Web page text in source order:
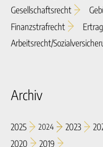
Gesellschaftsrecht
Finanzstrafrecht
Arbeitsrecht/
Archiv
2025 2024 2023
2020
2019